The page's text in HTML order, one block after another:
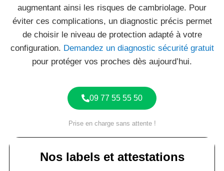
augmentant ainsi les risques de cambriolage. Pour
éviter ces complications, un diagnostic précis permet
de choisir le niveau de protection adapté à votre
configuration. Demandez un diagnostic sécurité gratuit
pour protéger vos proches dès aujourd’hui.
09 77 55 55 50
Prise en charge sans attente !
Nos labels et attestations